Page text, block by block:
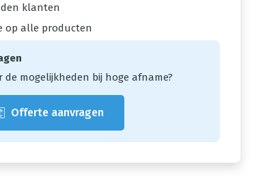
klanten
op alle producten
de mogelijkheden bij hoge afname?
Offerte aanvragen